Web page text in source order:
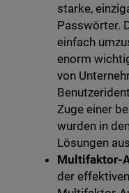
starke,
Passwörter.
einfach
enorm
von
Zuge einer
wurden in
Lösungen
Multifaktor-
der